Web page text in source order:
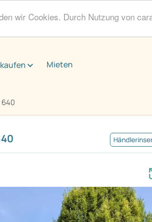
wir Cookies. Durch Nutzung von
Mieten